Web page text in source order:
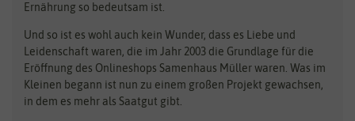
Steckzwiebeln
Zimmer & Kübelpflanzen
Kataloge
Schnäppchen
Anzucht & Gartenzubehör
Bionana
BIOWOL
Blumicorn
Bûten Birds
Feldsaaten Freudenberger
Fertil
Flora Elite
Ernährung so bedeutsam ist.
Und so ist es wohl auch kein Wunder, dass es Liebe und
Leidenschaft waren, die im Jahr 2003 die Grundlage für die
Eröffnung des Onlineshops Samenhaus Müller waren. Was im
Kleinen begann ist nun zu einem großen Projekt gewachsen,
in dem es mehr als Saatgut gibt.